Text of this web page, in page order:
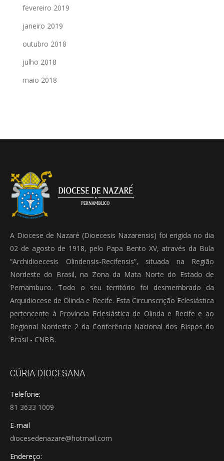
fevereiro 2019
janeiro 2019
outubro 2018
julho 2018
maio 2018
A Diocese de Nazaré (Dioecesis Nazarensis) foi erigida no dia
02 de agosto de 1918, pelo Papa Bento XV, através da Bula
“Archidioecesis Olindensis-Recifensis”, situada na Região
Nordeste do Brasil, na Zona da Mata Norte do Estado de
Pernambuco. Todo o seu território foi desmembrado da
Arquidiocese de Olinda e Recife. Esta Circunscrição Eclesiástica
pertencente à Província Eclesiástica de Olinda e Recife e ao
Regional Nordeste 2 da Conferência Nacional dos Bispos do
Brasil - CNBB.
CÚRIA DIOCESANA
Telefone:
81 3633 1009
E-mail
diocesedenazare@hotmail.com
Endereço: